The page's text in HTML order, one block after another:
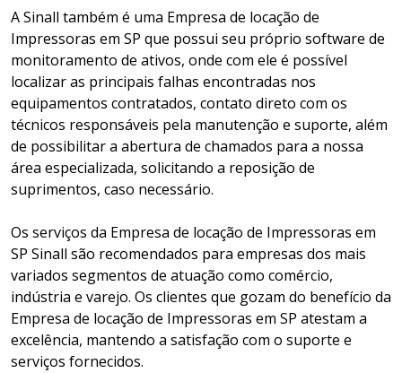
A Sinall também é uma Empresa de locação de
Impressoras em SP que possui seu próprio software de
monitoramento de ativos, onde com ele é possível
localizar as principais falhas encontradas nos
equipamentos contratados, contato direto com os
técnicos responsáveis pela manutenção e suporte, além
de possibilitar a abertura de chamados para a nossa
área especializada, solicitando a reposição de
suprimentos, caso necessário.
Os serviços da Empresa de locação de Impressoras em
SP Sinall são recomendados para empresas dos mais
variados segmentos de atuação como comércio,
indústria e varejo. Os clientes que gozam do benefício da
Empresa de locação de Impressoras em SP atestam a
excelência, mantendo a satisfação com o suporte e
serviços fornecidos.